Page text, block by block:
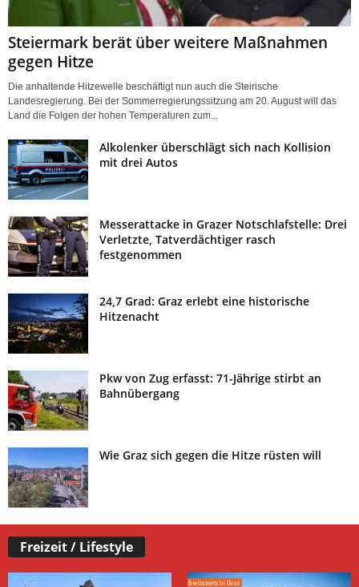
Steiermark berät über weitere Maßnahmen
gegen Hitze
Die anhaltende Hitzewelle beschäftigt nun auch die Steirische
Landesregierung. Bei der Sommerregierungssitzung am 20. August will das
Land die Folgen der hohen Temperaturen zum...
Alkolenker überschlägt sich nach Kollision
mit drei Autos
Messerattacke in Grazer Notschlafstelle: Drei
Verletzte, Tatverdächtiger rasch
festgenommen
24,7 Grad: Graz erlebt eine historische
Hitzenacht
Pkw von Zug erfasst: 71-Jährige stirbt an
Bahnübergang
Wie Graz sich gegen die Hitze rüsten will
Freizeit / Lifestyle